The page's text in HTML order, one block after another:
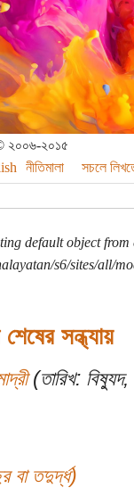
© ২০০৬-২০১৫
নীতিমালা সচলে
default object from
s6/sites/all/
সন্ধ্যায়
(তারিখ:
বা তদুর্দ্ধ)